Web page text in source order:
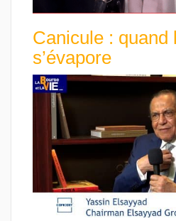
Canicule : quand
s’évapore